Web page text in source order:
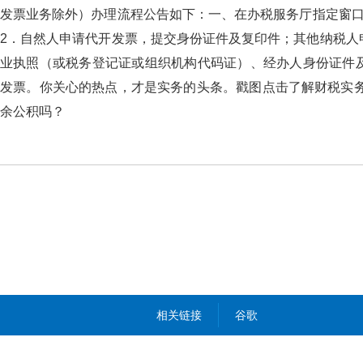
发票业务除外）办理流程公告如下：一、在办税服务厅指
2．自然人申请代开发票，提交身份证件及复印件；其他纳税
业执照（或税务登记证或组织机构代码证）、经办人身份证件及
发票。你关心的热点，才是实务的头条。戳图点击了解财税
余公积吗？
相关链接 谷歌